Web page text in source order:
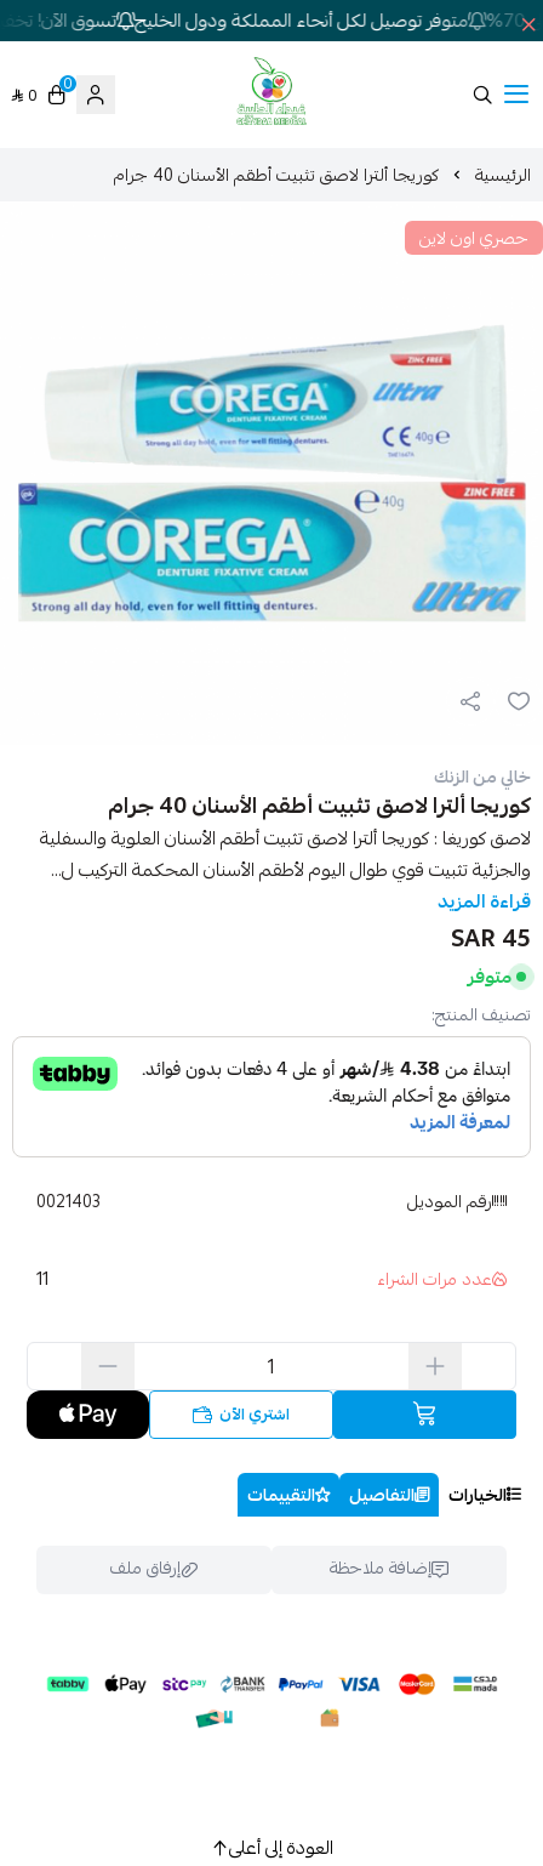
متوفر توصيل لكل أنحاء المملكة ودول الخليج تسوق الآن!
شركة غيداء المتطورة الطبية
0
0
الرئيسية
كوريجا ألترا لاصق تثبيت أطقم الأسنان 40 جرام
حصري اون لاين
خالي من الزنك
كوريجا ألترا لاصق تثبيت أطقم الأسنان 40 جرام
لاصق كوريغا : كوريجا ألترا لاصق تثبيت أطقم الأسنان العلوية والسفلية
والجزئية تثبيت قوي طوال اليوم لأطقم الأسنان المحكمة التركيب ل...
قراءة المزيد
45 SAR
متوفر
تصنيف المنتج:
رقم الموديل 0021403
عدد مرات الشراء 11
اشتري الآن
الخيارات التفاصيل التقييمات
إضافة ملاحظة إرفاق ملف
اسحب و افلت الملف هنا
العودة إلى أعلى